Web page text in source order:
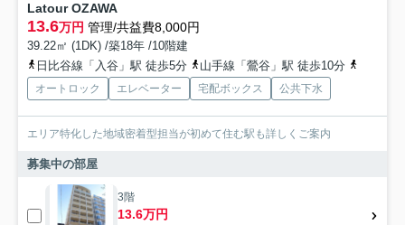
Latour OZAWA
13.6万円 管理/共益費8,000円
39.22㎡ (1DK) /築18年 /10階建
日比谷線「入谷」駅 徒歩5分
山手線「鶯谷」駅 徒歩10分
オートロック エレベーター 宅配ボックス 公共下水
エリア特化した地域密着型担当が初めて住む駅も詳しくご案内
募集中の部屋
3階
13.6万円